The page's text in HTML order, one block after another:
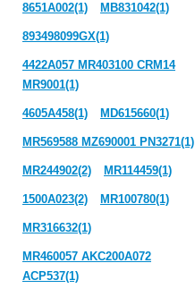
8651A002(1) MB831042(1)
893498099GX(1)
4422A057 MR403100 CRM14
MR9001(1)
4605A458(1) MD615660(1)
MR569588 MZ690001 PN3271(1)
MR244902(2) MR114459(1)
1500A023(2) MR100780(1)
MR316632(1)
MR460057 AKC200A072
ACP537(1)